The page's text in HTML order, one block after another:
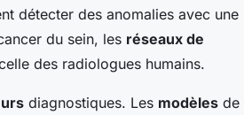
détecter des anomalies avec une
du sein, les réseaux de
des radiologues humains.
diagnostiques. Les modèles de